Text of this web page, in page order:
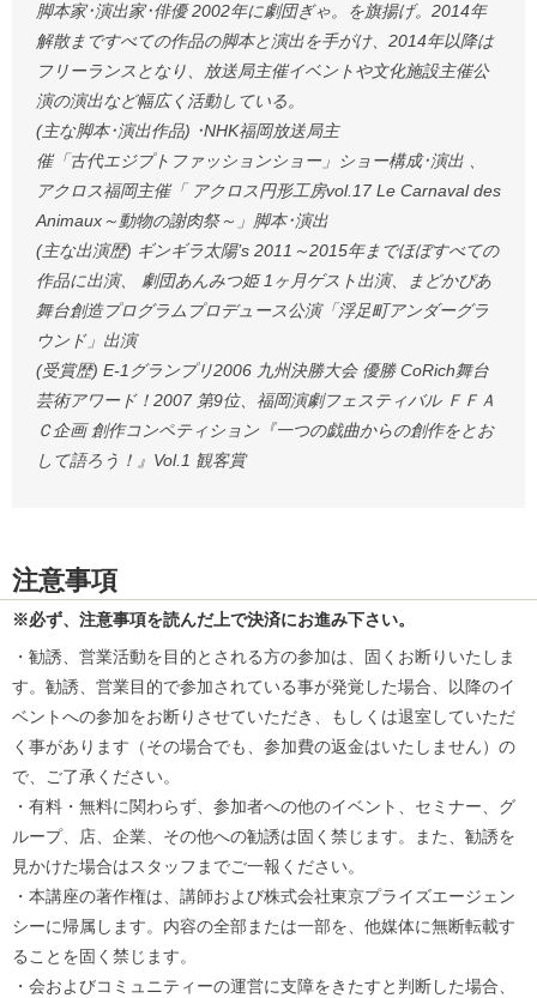
脚本家･演出家･俳優 2002年に劇団ぎゃ。を旗揚げ。2014年
解散まですべての作品の脚本と演出を手がけ、2014年以降は
フリーランスとなり、放送局主催イベントや文化施設主催公
演の演出など幅広く活動している。
(主な脚本･演出作品) ･NHK福岡放送局主
催「古代エジプトファッションショー」ショー構成･演出 、
アクロス福岡主催「 アクロス円形工房vol.17 Le Carnaval des
Animaux～動物の謝肉祭～」脚本･演出
(主な出演歴) ギンギラ太陽’s 2011～2015年までほぼすべての
作品に出演、 劇団あんみつ姫 1ヶ月ゲスト出演、まどかぴあ
舞台創造プログラムプロデュース公演「浮足町アンダーグラ
ウンド」出演
(受賞歴) E-1グランプリ2006 九州決勝大会 優勝 CoRich舞台
芸術アワード！2007 第9位、福岡演劇フェスティバル ＦＦＡ
Ｃ企画 創作コンペティション『一つの戯曲からの創作をとお
して語ろう！』Vol.1 観客賞
注意事項
※必ず、注意事項を読んだ上で決済にお進み下さい。
・勧誘、営業活動を目的とされる方の参加は、固くお断りいたしま
す。勧誘、営業目的で参加されている事が発覚した場合、以降のイ
ベントへの参加をお断りさせていただき、もしくは退室していただ
く事があります（その場合でも、参加費の返金はいたしません）の
で、ご了承ください。
・有料・無料に関わらず、参加者への他のイベント、セミナー、グ
ループ、店、企業、その他への勧誘は固く禁じます。また、勧誘を
見かけた場合はスタッフまでご一報ください。
・本講座の著作権は、講師および株式会社東京プライズエージェン
シーに帰属します。内容の全部または一部を、他媒体に無断転載す
ることを固く禁じます。
・会およびコミュニティーの運営に支障をきたすと判断した場合、